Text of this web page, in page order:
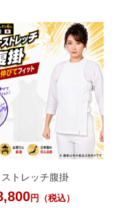
ストレッチ腹掛
円（税込）